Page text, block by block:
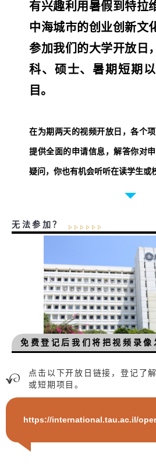
有兴趣利用暑假到特拉
中海城市的创业创新文
参加我们的大学开放日
科、硕士、暑期短期
目。
在为期两天的视频开放日，各个
提供全面的申请信息，解答你对
疑问，你也有机会听听在读学生或
无法参加？
免费登记后我们将把视频录像
点击以下开放日链接，登记了
或短期项目。
https://international.tau.ac.il/